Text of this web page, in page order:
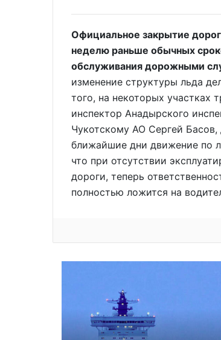
Официальное закрытие
неделю раньше обычных
обслуживания дорожными
изменение структуры льда
того, на некоторых участках
инспектор Анадырского
Чукотскому АО Сергей
ближайшие дни движение по
что при отсутствии
дороги, теперь
полностью ложится на